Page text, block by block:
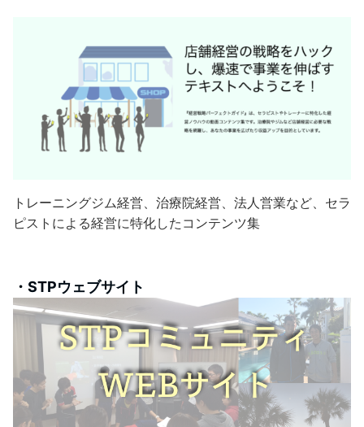
トレーニングジム経営、治療院経営、法人営業など、セラ
ピストによる経営に特化したコンテンツ集
・STPウェブサイト